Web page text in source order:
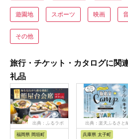
遊園地 スポーツ 映画
その他
旅行・チケット・カタログに関
礼品
出典：ふるラボ
福岡県 岡垣町
出典：楽天ふるさと
兵庫県 太子町